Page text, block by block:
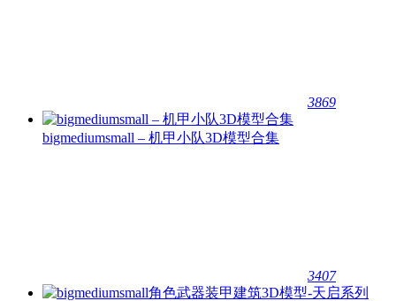
3869
bigmediumsmall – 机甲小队3D模型合集
3407